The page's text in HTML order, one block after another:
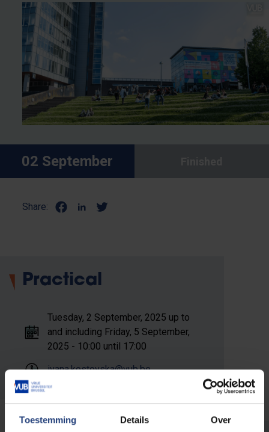
Toestemming Details Over
02 September
Share:
Practical
Tuesday, 2 September, 2025 up to
and including Friday, 5 September,
2025 - 10:00 until 17:00
ivana.kostovska@vub.be